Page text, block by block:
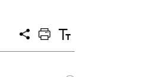
공
프
트
텍
트